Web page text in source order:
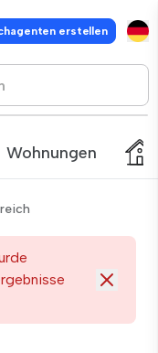
erstellen
Wohnungen